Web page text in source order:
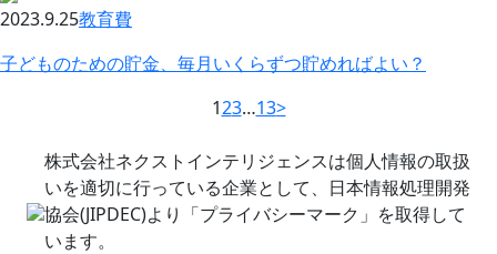
2023.9.25教育費
子どものための貯金、毎月いくらずつ貯めればよい？
123…13>
株式会社ネクストインテリジェンスは個人情報の取扱
いを適切に行っている企業として、日本情報処理開発
協会(JIPDEC)より「プライバシーマーク」を取得して
います。